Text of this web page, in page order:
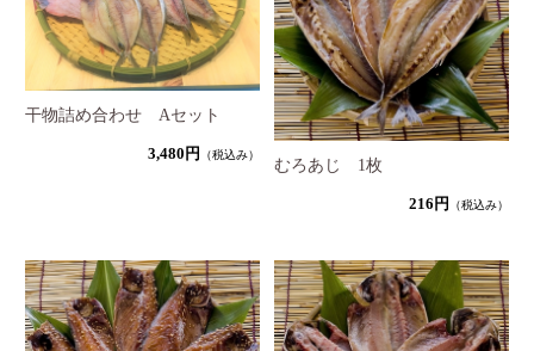
干物詰め合わせ Aセット
3,480円 （税込み）
むろあじ 1枚
216円 （税込み）